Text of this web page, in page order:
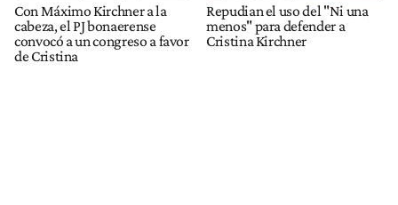
Con Máximo Kirchner a la
cabeza, el PJ bonaerense
convocó a un congreso a favor
de Cristina
Repudian el uso del "Ni una
menos" para defender a
Cristina Kirchner